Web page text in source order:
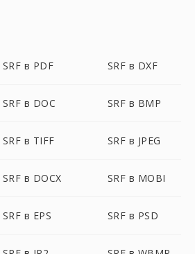
SRF в PDF SRF в DXF
SRF в DOC SRF в BMP
SRF в TIFF SRF в JPEG
SRF в DOCX SRF в MOBI
SRF в EPS SRF в PSD